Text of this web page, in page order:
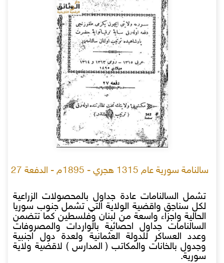
سالنامة سورية عام 1315 هجري - 1895م - الدفعة 27
تشمل السالنامات عادة جداول بالمحصولات الزراعية
لكل سناجق واقضية الولاية التي تشمل جنوب سوريا
الحالية واجزاء واسعة من لبنان وفلسطين كما تتضمن
السالنامات جداول احصائية بالواردات والمصروفات
وعدد العساكر للدولة العثمانية ولعدة دول اجنبية
وجدول بالخانات والمكاتب ( المدارس ) لاقضية ولاية
سورية.